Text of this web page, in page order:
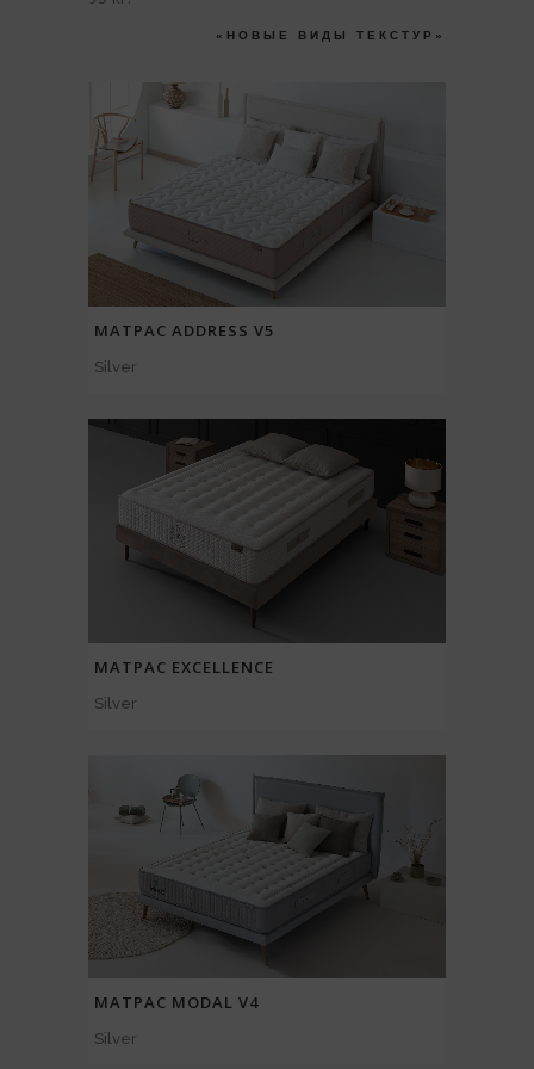
«НОВЫЕ ВИДЫ ТЕКСТУР»
МАТРАС ADDRESS V5
Silver
МАТРАС EXCELLENCE
Silver
МАТРАС MODAL V4
Silver